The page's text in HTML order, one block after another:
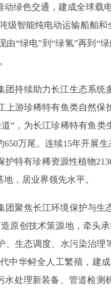
绿色交通，建成全球载
级智能纯电动运输船舶
“绿电”到“绿氢”再到“
团持续助力长江生态系
游珍稀特有鱼类自然
”，为长江珍稀特有鱼
万尾。连续15年开展
特有珍稀资源性植物
，居业界领先水平。
团聚焦长江环境保护与
原创技术策源地，牵头
生态调度、水污染治
中华鲟全人工繁殖，建
水处理新装备、管道检